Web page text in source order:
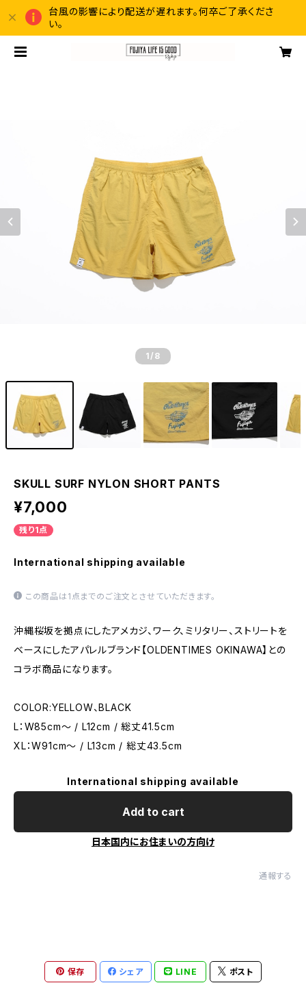
台風の影響により配送が遅れます。何卒ご了承くださ
い。
1 /8
SKULL SURF NYLON SHORT PANTS
¥7,000
残り1点
International shipping available
この商品は1点までのご注文とさせていただきます。
沖縄桜坂を拠点にしたアメカジ、ワーク、ミリタリー、ストリートを
ベースにしたアパレルブランド【OLDENTIMES OKINAWA】との
コラボ商品になります。
COLOR:YELLOW、BLACK
L：W85cm〜 / L12cm / 総丈41.5cm
XL：W91cm～ / L13cm / 総丈43.5cm
International shipping available
Add to cart
日本国内にお住まいの方向け
通報する
保存 シェア LINE ポスト